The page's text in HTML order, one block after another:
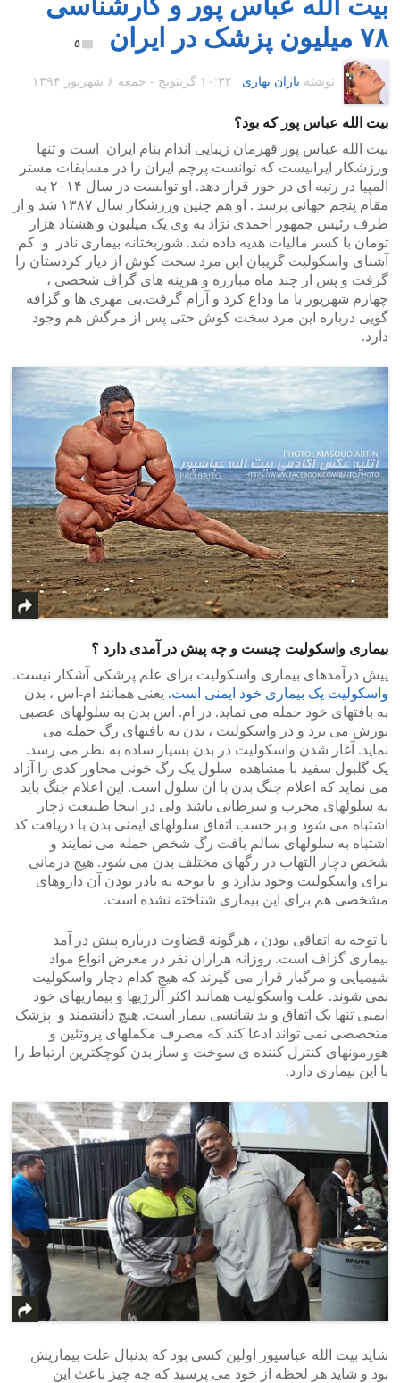
۷۸ میلیون پزشک در ایران
۵
نوشته باران بهاری ۱۰:۳۲ گرينويچ - جمعه ۶ شهریور ۱۳۹۴
بیت الله عباس پور که بود؟
بیت الله عباس پور قهرمان زیبایی اندام بنام ایران است و تنها
ورزشکار ایرانیست که توانست پرچم ایران را در مسابقات مستر
المپیا در رتبه ای در خور قرار دهد. او توانست در سال ۲۰۱۴ به
مقام پنجم جهانی برسد . او هم چنین ورزشکار سال ۱۳۸۷ شد و از
طرف رئیس جمهور احمدی نژاد به وی یک میلیون و هشتاد هزار
تومان با کسر مالیات هدیه داده شد. شوربختانه بیماری نادر و کم
آشنای واسکولیت گریبان این مرد سخت کوش از دیار کردستان را
گرفت و پس از چند ماه مبارزه و هزینه های گزاف شخصی ،
چهارم شهریور با ما وداع کرد و آرام گرفت.بی مهری ها و گزافه
گویی درباره این مرد سخت کوش حتی پس از مرگش هم وجود
دارد.
بیماری واسکولیت چیست و چه پیش در آمدی دارد ؟
پیش درآمدهای بیماری واسکولیت برای علم پزشکی آشکار نیست.
واسکولیت یک بیماری خود ایمنی است. یعنی همانند ام-اس ، بدن
به بافتهای خود حمله می نماید. در ام. اس بدن به سلولهای عصبی
یورش می برد و در واسکولیت ، بدن به بافتهای رگ حمله می
نماید. آغاز شدن واسکولیت در بدن بسیار ساده به نظر می رسد.
یک گلبول سفید با مشاهده سلول یک رگ خونی مجاور کدی را آزاد
می نماید که اعلام جنگ بدن با آن سلول است. این اعلام جنگ باید
به سلولهای مخرب و سرطانی باشد ولی در اینجا طبیعت دچار
اشتباه می شود و بر حسب اتفاق سلولهای ایمنی بدن با دریافت کد
اشتباه به سلولهای سالم بافت رگ شخص حمله می نمایند و
شخص دچار التهاب در رگهای مختلف بدن می شود. هیچ درمانی
برای واسکولیت وجود ندارد و با توجه به نادر بودن آن داروهای
مشخصی هم برای این بیماری شناخته نشده است.
با توجه به اتفاقی بودن ، هرگونه قضاوت درباره پیش در آمد
بیماری گزاف است. روزانه هزاران نفر در معرض انواع مواد
شیمیایی و مرگبار قرار می گیرند که هیچ کدام دچار واسکولیت
نمی شوند. علت واسکولیت همانند اکثر آلرژیها و بیماریهای خود
ایمنی تنها یک اتفاق و بد شانسی بیمار است. هیچ دانشمند و پزشک
متخصصی نمی تواند ادعا کند که مصرف مکملهای پروتئین و
هورمونهای کنترل کننده ی سوخت و ساز بدن کوچکترین ارتباط را
با این بیماری دارد.
شاید بیت الله عباسپور اولین کسی بود که بدنبال علت بیماریش
بود و شاید هر لحظه از خود می پرسید که چه چیز باعث این